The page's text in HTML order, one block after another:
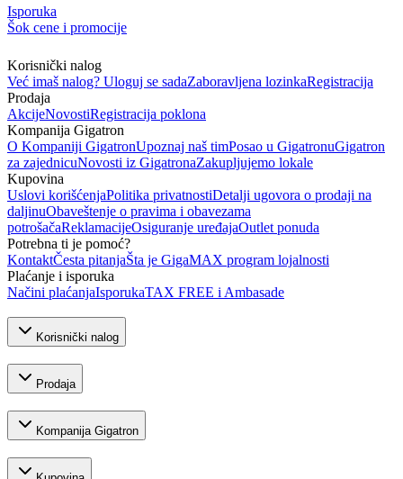
Isporuka
Šok cene i promocije
Korisnički nalog
Već imaš nalog? Uloguj se sadaZaboravljena lozinkaRegistracija
Prodaja
AkcijeNovostiRegistracija poklona
Kompanija Gigatron
O Kompaniji GigatronUpoznaj naš timPosao u GigatronuGigatron
za zajednicuNovosti iz GigatronaZakupljujemo lokale
Kupovina
Uslovi korišćenjaPolitika privatnostiDetalji ugovora o prodaji na
daljinuObaveštenje o pravima i obavezama
potrošačaReklamacijeOsiguranje uređajaOutlet ponuda
Potrebna ti je pomoć?
KontaktČesta pitanjaŠta je GigaMAX program lojalnosti
Plaćanje i isporuka
Načini plaćanjaIsporukaTAX FREE i Ambasade
Korisnički nalog
Prodaja
Kompanija Gigatron